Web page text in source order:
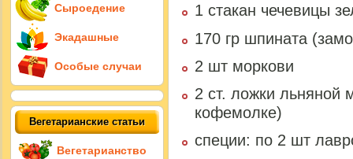
1 стакан чечевицы
170 гр шпината
2 шт моркови
2 ст. ложки льняной
кофемолке)
специи: по 2 шт
Сыроедение
Экадашные
Особые случаи
Вегетарианские статьи
Вегетарианство